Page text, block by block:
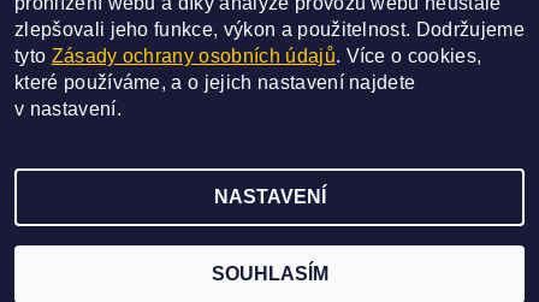
SMĚS ČÍSLO 24
od330 Kč
2026 ©SAN BAO, všechna práva vyhrazena
Vytvořil Shoptet
zlepšovali jeho funkce, výkon a použitelnost. Dodržujeme
tyto Zásady ochrany osobních údajů. Více o cookies,
které používáme, a o jejich nastavení najdete
v nastavení.
NASTAVENÍ
SOUHLASÍM